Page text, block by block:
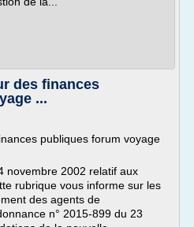
des finances
...
publiques forum voyage
novembre 2002 relatif aux
rubrique vous informe sur les
des agents de
n° 2015-899 du 23